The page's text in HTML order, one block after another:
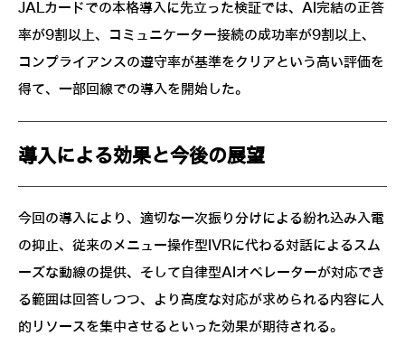
JALカードでの本格導入に先立った検証では、AI完結の正答
率が9割以上、コミュニケーター接続の成功率が9割以上、
コンプライアンスの遵守率が基準をクリアという高い評価を
得て、一部回線での導入を開始した。
導入による効果と今後の展望
今回の導入により、適切な一次振り分けによる紛れ込み入電
の抑止、従来のメニュー操作型IVRに代わる対話によるスム
ーズな動線の提供、そして自律型AIオペレーターが対応でき
る範囲は回答しつつ、より高度な対応が求められる内容に人
的リソースを集中させるといった効果が期待される。